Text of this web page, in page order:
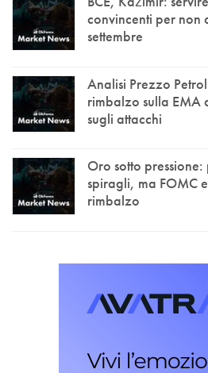
convincenti per non
settembre
Analisi Prezzo
rimbalzo sulla EMA
sugli attacchi
Oro sotto
spiragli, ma FOMC
rimbalzo